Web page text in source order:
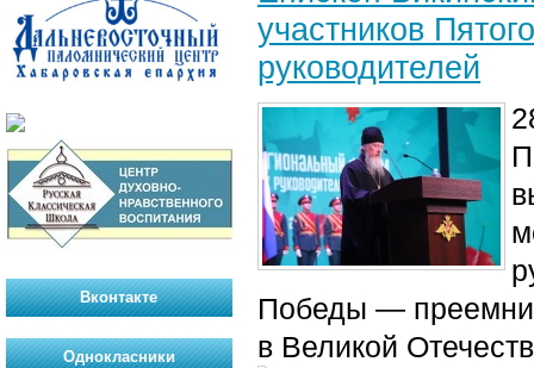
участников
руководителей
Победы —
в Великой
Вконтакте
Однокласники